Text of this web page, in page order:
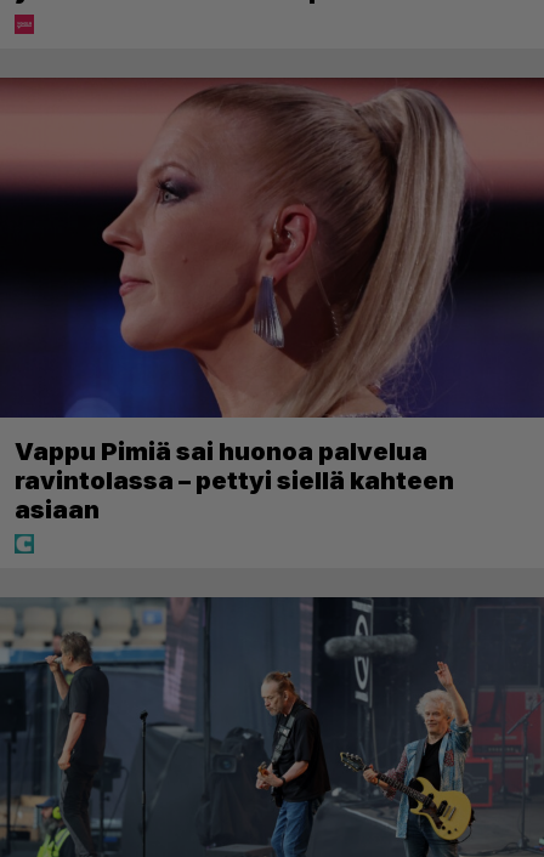
Vappu Pimiä sai huonoa palvelua
ravintolassa – pettyi siellä kahteen
asiaan